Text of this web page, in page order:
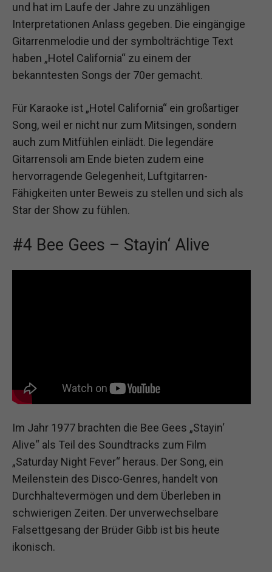
und hat im Laufe der Jahre zu unzähligen
Interpretationen Anlass gegeben. Die eingängige
Gitarrenmelodie und der symbolträchtige Text
haben „Hotel California“ zu einem der
bekanntesten Songs der 70er gemacht.
Für Karaoke ist „Hotel California“ ein großartiger
Song, weil er nicht nur zum Mitsingen, sondern
auch zum Mitfühlen einlädt. Die legendäre
Gitarrensoli am Ende bieten zudem eine
hervorragende Gelegenheit, Luftgitarren-
Fähigkeiten unter Beweis zu stellen und sich als
Star der Show zu fühlen.
#4 Bee Gees – Stayin‘ Alive
Im Jahr 1977 brachten die Bee Gees „Stayin‘
Alive“ als Teil des Soundtracks zum Film
„Saturday Night Fever“ heraus. Der Song, ein
Meilenstein des Disco-Genres, handelt von
Durchhaltevermögen und dem Überleben in
schwierigen Zeiten. Der unverwechselbare
Falsettgesang der Brüder Gibb ist bis heute
ikonisch.